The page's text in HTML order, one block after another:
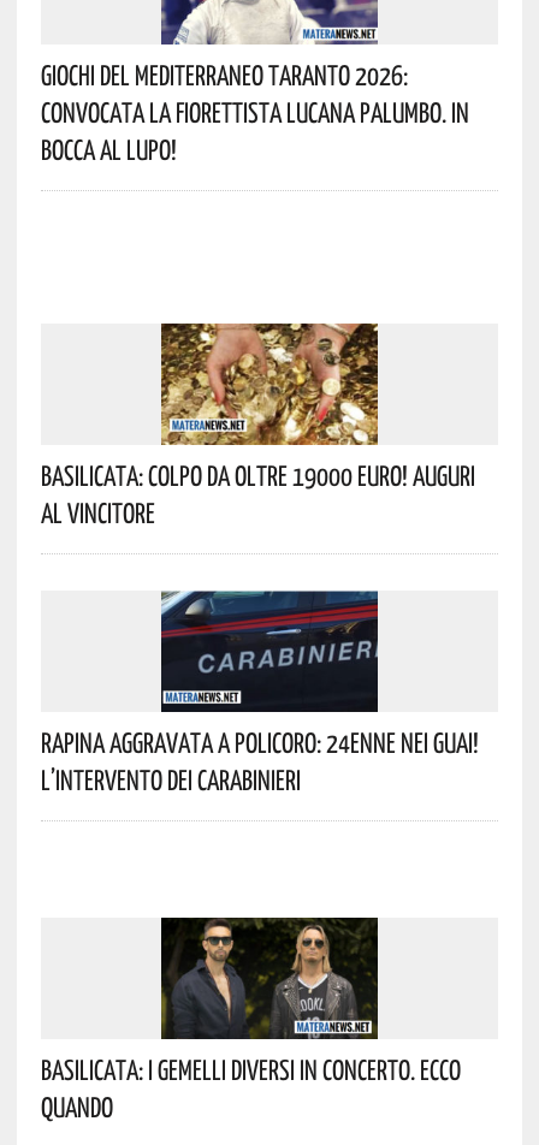
Giochi Del Mediterraneo Taranto 2026:
Convocata La Fiorettista Lucana Palumbo. In
Bocca Al Lupo!
Basilicata: Colpo Da Oltre 19000 Euro! Auguri
Al Vincitore
Rapina Aggravata A Policoro: 24enne Nei Guai!
L’intervento Dei Carabinieri
Basilicata: I Gemelli DiVersi In Concerto. Ecco
Quando